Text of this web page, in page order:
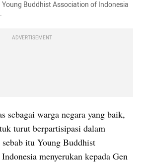
Buddhist Association of Indonesia
ADVERTISEMENT
sebagai warga negara yang baik,
turut berpartisipasi dalam
itu Young Buddhist
menyerukan kepada Gen